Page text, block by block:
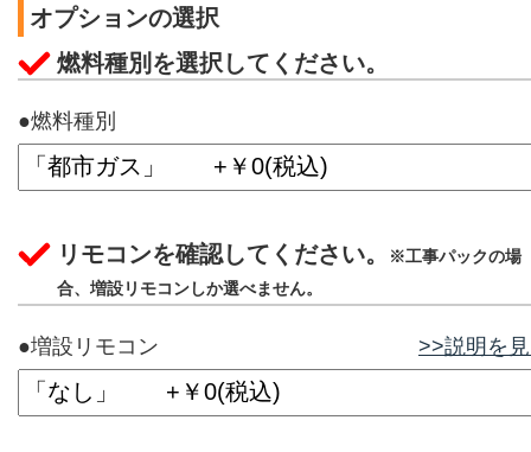
オプションの選択
燃料種別を選択してください。
●燃料種別
リモコンを確認してください。
※工事パックの場
合、増設リモコンしか選べません。
●増設リモコン >>説明を